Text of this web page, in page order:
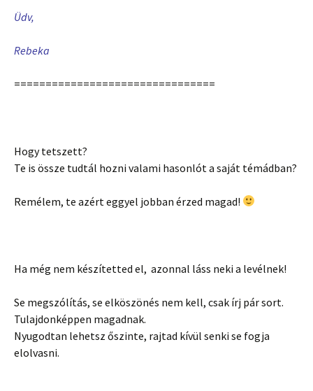
Üdv,
Rebeka
================================
Hogy tetszett?
Te is össze tudtál hozni valami hasonlót a saját témádban?
Remélem, te azért eggyel jobban érzed magad!
Ha még nem készítetted el, azonnal láss neki a levélnek!
Se megszólítás, se elköszönés nem kell, csak írj pár sort.
Tulajdonképpen magadnak.
Nyugodtan lehetsz őszinte, rajtad kívül senki se fogja
elolvasni.